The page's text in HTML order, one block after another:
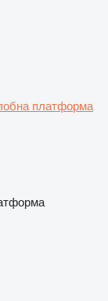
платформа